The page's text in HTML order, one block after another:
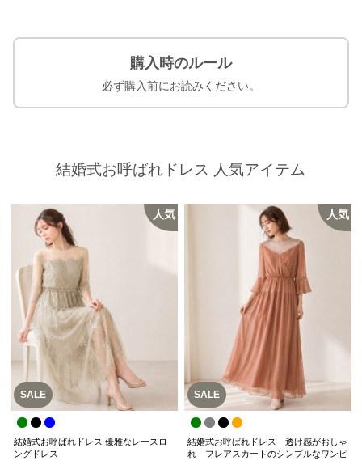
購入時のルール
必ず購入前にお読みください。
結婚式お呼ばれドレス 人気アイテム
SALE
人気
結婚式お呼ばれドレス 優雅なレースロ
ングドレス
SALE
人気
結婚式お呼ばれドレス 透け感がおしゃ
れ フレアスカートのシンプルなワンピ